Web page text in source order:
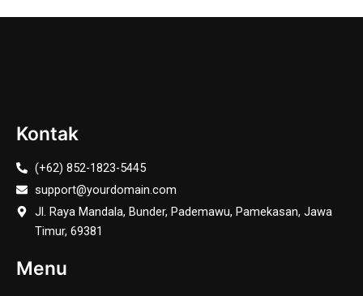
Kontak
(+62) 852-1823-5445
support@yourdomain.com
Jl. Raya Mandala, Bunder, Pademawu, Pamekasan, Jawa
Timur, 69381
Menu